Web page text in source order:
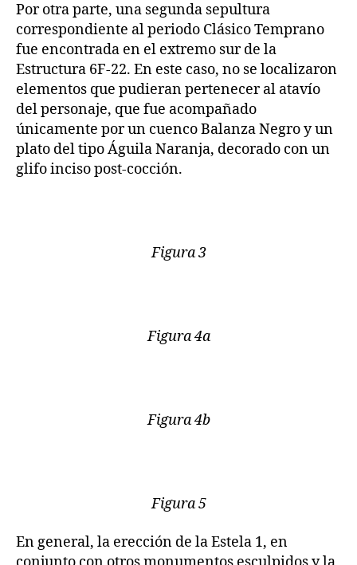
Por otra parte, una segunda sepultura
correspondiente al periodo Clásico Temprano
fue encontrada en el extremo sur de la
Estructura 6F-22. En este caso, no se localizaron
elementos que pudieran pertenecer al atavío
del personaje, que fue acompañado
únicamente por un cuenco Balanza Negro y un
plato del tipo Águila Naranja, decorado con un
glifo inciso post-cocción.
Figura 3
Figura 4a
Figura 4b
Figura 5
En general, la erección de la Estela 1, en